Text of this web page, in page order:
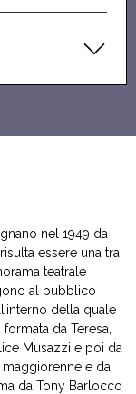
nel 1949 da
essere una tra
teatrale
al pubblico
della quale
da Teresa,
Musazzi e poi da
maggiorenne e da
da Tony Barlocco